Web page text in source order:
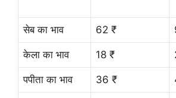
सेब का भाव 62 ₹
केला का भाव 18 ₹
पपीता का भाव 36 ₹